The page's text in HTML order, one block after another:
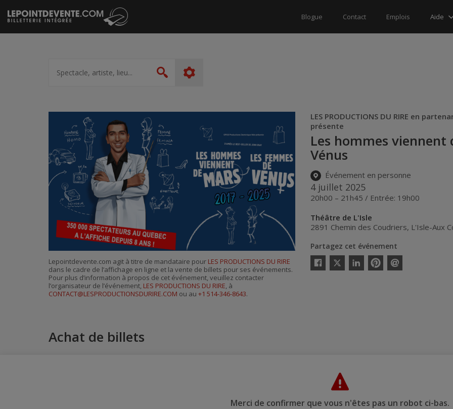
Passer
au
contenu
Blogue Contact Emplois Aide
artiste,
lieu...
Rechercher
LES PRODUCTIONS DU RIRE en
présente
Les hommes viennent
Vénus
Événement en personne
4 juillet 2025
20h00 – 21h45 / Entrée: 19h00
Théâtre de L'Isle
2891 Chemin des Coudriers, L'Isle-Aux
Partagez cet événement
Facebook
Twitter
LinkedinPinterestEnvoyer
Lepointdevente.com agit à titre de mandataire pour LES PRODUCTIONS DU RIRE
dans le cadre de l’affichage en ligne et la vente de billets pour ses événements.
Pour plus d’information à propos de cet événement, veuillez contacter
l’organisateur de l’événement, LES PRODUCTIONS DU RIRE, à
CONTACT@LESPRODUCTIONSDURIRE.COM ou au +1 514-346-8643.
Achat de billets
Merci de confirmer que vous n'êtes pas un robot ci-bas.